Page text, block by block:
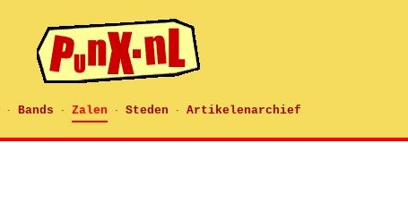
· Bands · Zalen · Steden · Artikelenarchief